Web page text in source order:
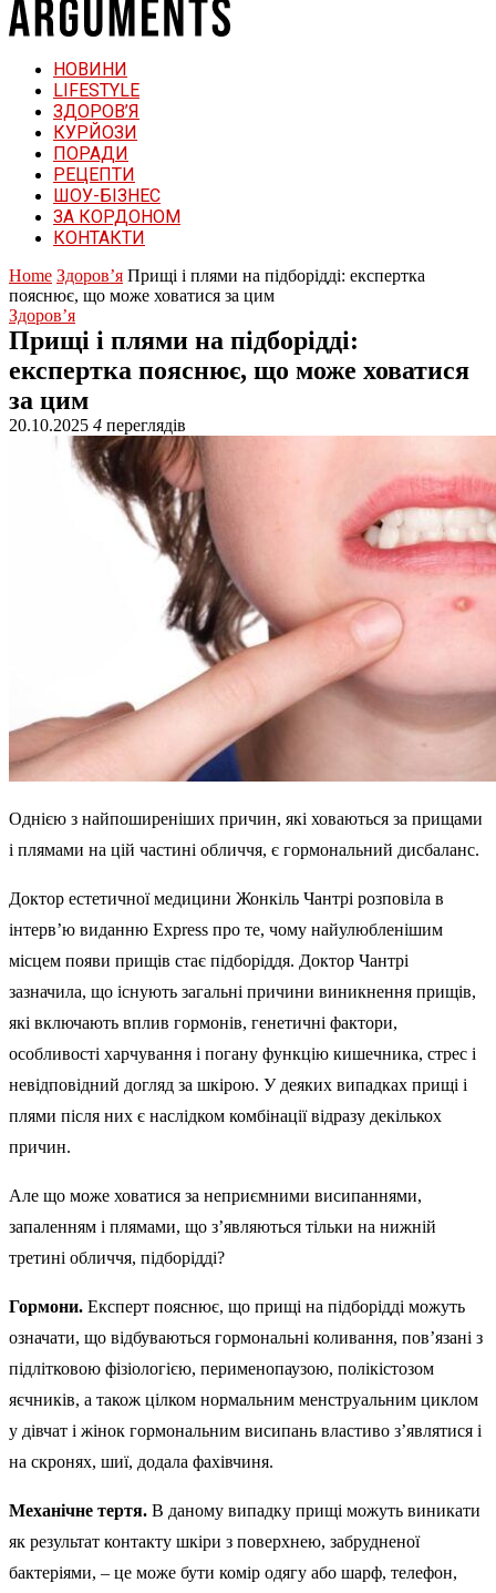
НОВИНИ
LIFESTYLE
ЗДОРОВ’Я
КУРЙОЗИ
ПОРАДИ
РЕЦЕПТИ
ШОУ-БІЗНЕС
ЗА КОРДОНОМ
КОНТАКТИ
Home Здоров’я Прищі і плями на підборідді: експертка
пояснює, що може ховатися за цим
Здоров’я
Прищі і плями на підборідді:
експертка пояснює, що може ховатися
за цим
20.10.2025 4 переглядів
Однією з найпоширеніших причин, які ховаються за прищами
і плямами на цій частині обличчя, є гормональний дисбаланс.
Доктор естетичної медицини Жонкіль Чантрі розповіла в
інтерв’ю виданню Express про те, чому найулюбленішим
місцем появи прищів стає підборіддя. Доктор Чантрі
зазначила, що існують загальні причини виникнення прищів,
які включають вплив гормонів, генетичні фактори,
особливості харчування і погану функцію кишечника, стрес і
невідповідний догляд за шкірою. У деяких випадках прищі і
плями після них є наслідком комбінації відразу декількох
причин.
Але що може ховатися за неприємними висипаннями,
запаленням і плямами, що з’являються тільки на нижній
третині обличчя, підборідді?
Гормони. Експерт пояснює, що прищі на підборідді можуть
означати, що відбуваються гормональні коливання, пов’язані з
підлітковою фізіологією, перименопаузою, полікістозом
яєчників, а також цілком нормальним менструальним циклом
у дівчат і жінок гормональним висипань властиво з’являтися і
на скронях, шиї, додала фахівчиня.
Механічне тертя. В даному випадку прищі можуть виникати
як результат контакту шкіри з поверхнею, забрудненої
бактеріями, – це може бути комір одягу або шарф, телефон,